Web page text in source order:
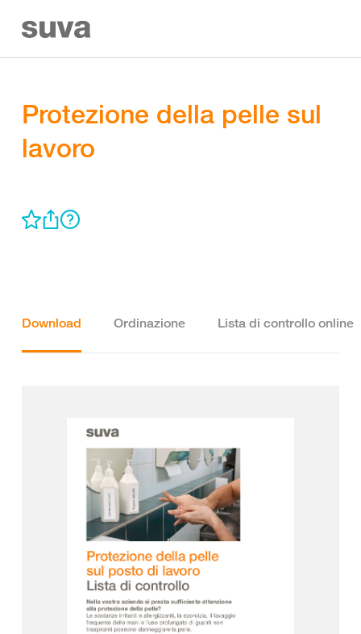
Protezione della pelle sul
lavoro
Download Ordinazione Lista di controllo online